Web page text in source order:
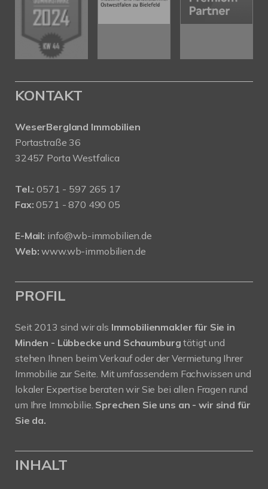
KONTAKT
WeserBergland Immobilien
Portastraße 36
32457 Porta Westfalica
Tel.: 0571 - 597 265 17
Fax: 0571 - 870 490 05
E-Mail: info@wb-immobilien.de
Web: www.wb-immobilien.de
PROFIL
Seit 2013 sind wir als Immobilienmakler für Sie in
Minden - Lübbecke und Schaumburgtätigt und
stehen Ihnen beim Verkauf oder der Vermietung Ihrer
Immobilie zur Seite. Mit umfassendem Fachwissen und
lokaler Expertise beraten wir Sie bei allen Fragen rund
um Ihre Immobilie. Sprechen Sie uns an - wir sind für
Sie da.
INHALT